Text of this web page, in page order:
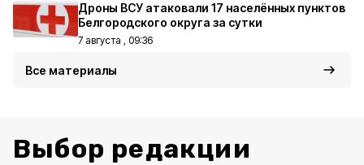
Дроны ВСУ атаковали 17 населённых пунктов
Белгородского округа за сутки
7 августа , 09:36
Все материалы
Выбор редакции